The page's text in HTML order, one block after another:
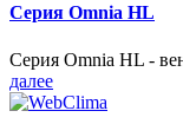
Серия Omnia HL
Серия Omnia HL -
далее